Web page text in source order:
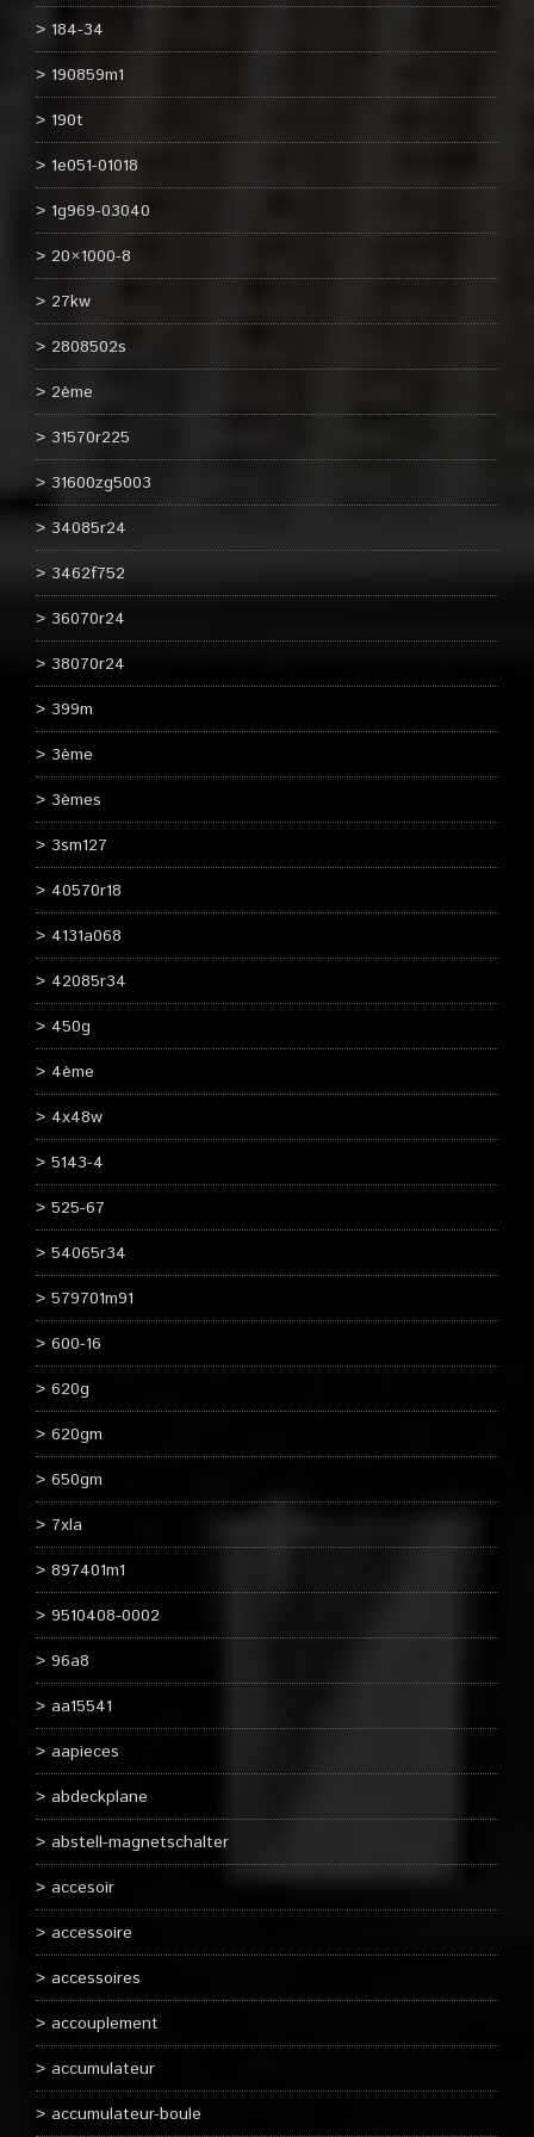
184-34
190859m1
190t
1e051-01018
1g969-03040
20×1000-8
27kw
2808502s
2ème
31570r225
31600zg5003
34085r24
3462f752
36070r24
38070r24
399m
3ème
3èmes
3sm127
40570r18
4131a068
42085r34
450g
4ème
4x48w
5143-4
525-67
54065r34
579701m91
600-16
620g
620gm
650gm
7xla
897401m1
9510408-0002
96a8
aa15541
aapieces
abdeckplane
abstell-magnetschalter
accesoir
accessoire
accessoires
accouplement
accumulateur
accumulateur-boule